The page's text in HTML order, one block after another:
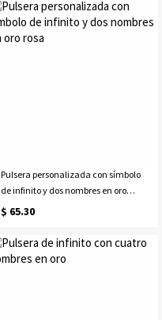
Pulsera personalizada con símbolo
de infinito y dos nombres en oro
rosa
$ 65.30